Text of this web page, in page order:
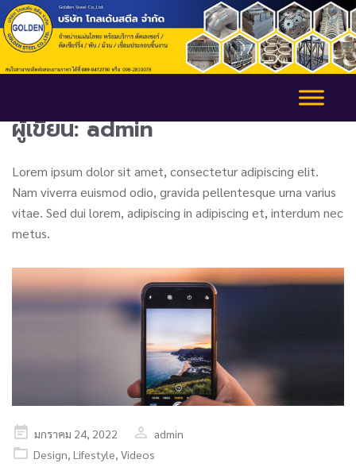
ผู้เขียน:admin
Lorem ipsum dolor sit amet, consectetur adipiscing elit.
Nam viverra euismod odio, gravida pellentesque urna varius
vitae. Sed dui lorem, adipiscing in adipiscing et, interdum nec
metus.
Posted
on
มกราคม 24, 2022
admin
Design, Lifestyle, Videos